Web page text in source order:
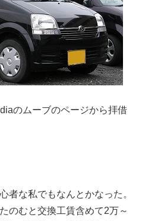
のムーブのページから拝借
者な私でもなんとかなった。
のむと交換工賃含めて2万～